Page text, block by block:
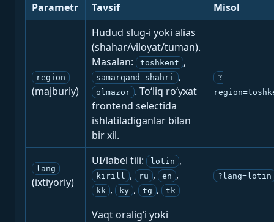
Parametr Tavsif Misol
region
(majburiy)
Hudud slug-i yoki alias
(shahar/viloyat/tuman).
Masalan:
toshkent ,
samarqand-shahri ,
olmazor . To‘liq ro‘yxat
frontend selectida
ishlatiladiganlar bilan
bir xil.
?
lang
(ixtiyoriy)
UI/label tili: lotin ,
kirill , ru , en ,
kk , ky , tg , tk
?lang=lotin
Vaqt oralig‘i yoki